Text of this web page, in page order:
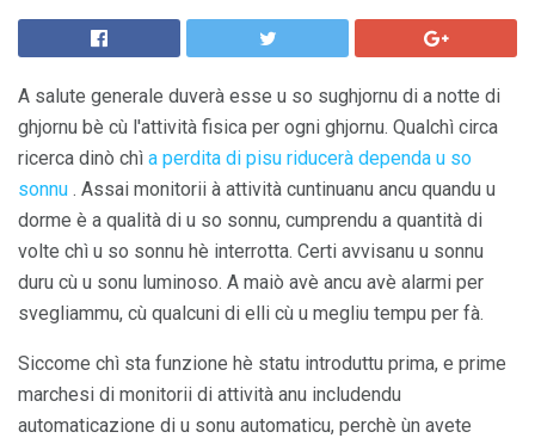
A salute generale duverà esse u so sughjornu di a notte di
ghjornu bè cù l'attività fisica per ogni ghjornu. Qualchì circa
ricerca dinò chì a perdita di pisu riducerà dependa u so
sonnu . Assai monitorii à attività cuntinuanu ancu quandu u
dorme è a qualità di u so sonnu, cumprendu a quantità di
volte chì u so sonnu hè interrotta. Certi avvisanu u sonnu
duru cù u sonu luminoso. A maiò avè ancu avè alarmi per
svegliammu, cù qualcuni di elli cù u megliu tempu per fà.
Siccome chì sta funzione hè statu introduttu prima, e prime
marchesi di monitorii di attività anu includendu
automaticazione di u sonu automaticu, perchè ùn avete